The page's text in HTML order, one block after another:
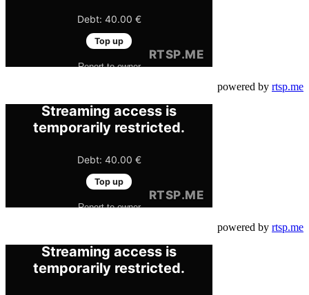
powered by rtsp.me
powered by rtsp.me